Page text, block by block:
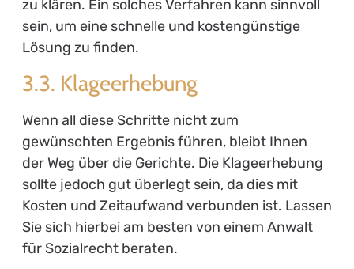
zu klären. Ein solches Verfahren kann sinnvoll
sein, um eine schnelle und kostengünstige
Lösung zu finden.
3.3. Klageerhebung
Wenn all diese Schritte nicht zum
gewünschten Ergebnis führen, bleibt Ihnen
der Weg über die Gerichte. Die Klageerhebung
sollte jedoch gut überlegt sein, da dies mit
Kosten und Zeitaufwand verbunden ist. Lassen
Sie sich hierbei am besten von einem Anwalt
für Sozialrecht beraten.